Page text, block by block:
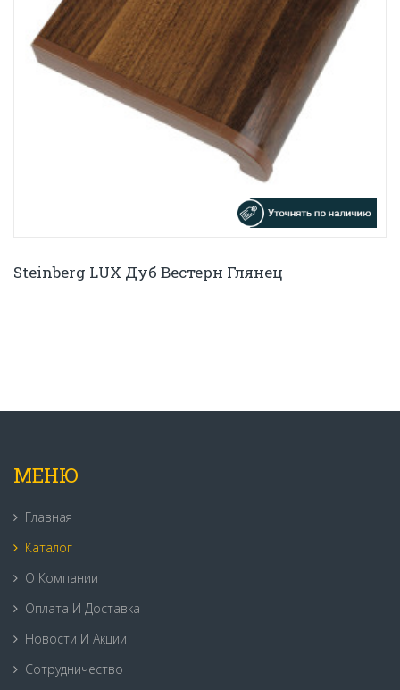
Steinberg LUX Дуб Вестерн Глянец
МЕНЮ
Главная
Каталог
О Компании
Оплата И Доставка
Новости И Акции
Сотрудничество